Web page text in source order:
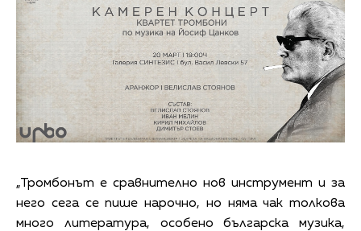
„Тромбонът е сравнително нов инструмент и за
него сега се пише нарочно, но няма чак толкова
много литература, особено българска музика,